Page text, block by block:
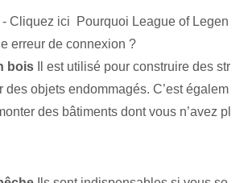
Cliquez ici Pourquoi League of Legen
erreur de connexion ?
bois Il est utilisé pour construire des str
des objets endommagés. C’est égalem
des bâtiments dont vous n’avez pl